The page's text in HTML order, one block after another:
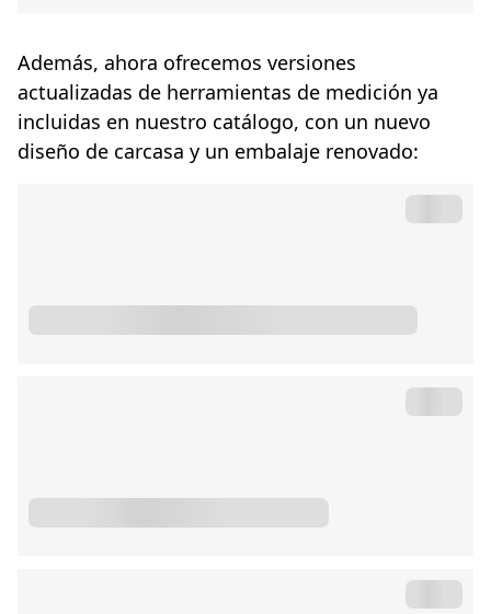
Además, ahora ofrecemos versiones
actualizadas de herramientas de medición ya
incluidas en nuestro catálogo, con un nuevo
diseño de carcasa y un embalaje renovado: